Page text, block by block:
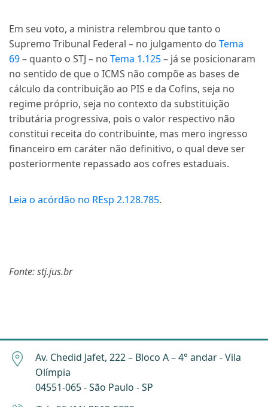
Em seu voto, a ministra relembrou que tanto o
Supremo Tribunal Federal – no julgamento do Tema
69– quanto o STJ – no Tema 1.125– já se posicionaram
no sentido de que o ICMS não compõe as bases de
cálculo da contribuição ao PIS e da Cofins, seja no
regime próprio, seja no contexto da substituição
tributária progressiva, pois o valor respectivo não
constitui receita do contribuinte, mas mero ingresso
financeiro em caráter não definitivo, o qual deve ser
posteriormente repassado aos cofres estaduais.
Leia o acórdão no REsp 2.128.785.
Fonte: stj.jus.br
Av. Chedid Jafet, 222 – Bloco A – 4° andar - Vila
Olímpia
04551-065 - São Paulo - SP